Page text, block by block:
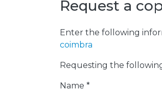
Request a
Enter the following
coimbra
Requesting the
Name *